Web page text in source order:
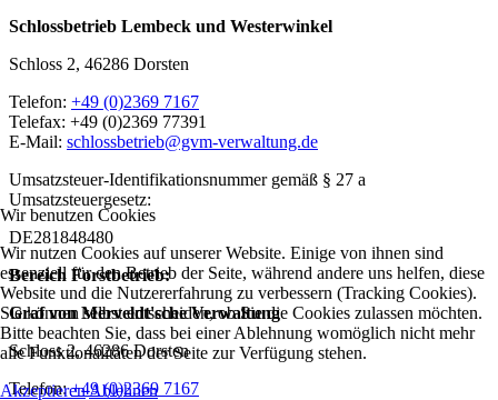
Schlossbetrieb Lembeck und Westerwinkel
Schloss 2, 46286 Dorsten
Telefon: +49 (0)2369 7167
Telefax: +49 (0)2369 77391
E-Mail: schlossbetrieb@gvm-verwaltung.de
Umsatzsteuer-Identifikationsnummer gemäß § 27 a
Umsatzsteuergesetz:
DE281848480
Bereich Forstbetrieb:
Graf von Merveldt'sche Verwaltung
Schloss 2, 46286 Dorsten
Telefon:+49 (0)2369 7167
Wir benutzen Cookies
Wir nutzen Cookies auf unserer Website. Einige von ihnen sind
essenziell für den Betrieb der Seite, während andere uns helfen, diese
Website und die Nutzererfahrung zu verbessern (Tracking Cookies).
Sie können selbst entscheiden, ob Sie die Cookies zulassen möchten.
Bitte beachten Sie, dass bei einer Ablehnung womöglich nicht mehr
alle Funktionalitäten der Seite zur Verfügung stehen.
AkzeptierenAblehnen